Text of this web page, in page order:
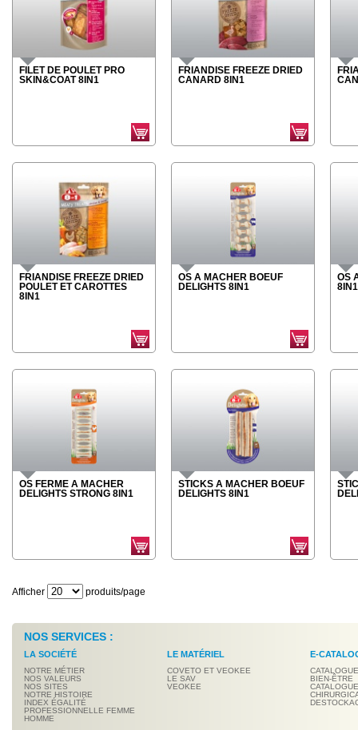
FILET DE POULET PRO
SKIN&COAT 8IN1
FRIANDISE FREEZE DRIED
CANARD 8IN1
FRIANDISE FREEZE DRIED
POULET ET CAROTTES
8IN1
OS A MACHER BOEUF
DELIGHTS 8IN1
OS
8IN1
OS FERME A MACHER
DELIGHTS STRONG 8IN1
STICKS A MACHER BOEUF
DELIGHTS 8IN1
Afficher produits/page
NOS SERVICES :
LA SOCIÉTÉ
NOTRE MÉTIER
NOS VALEURS
NOS SITES
NOTRE HISTOIRE
INDEX ÉGALITÉ
PROFESSIONNELLE FEMME
HOMME
LE MATÉRIEL
COVETO ET VEOKEE
LE SAV
VEOKEE
E-
BIEN-ÊTRE